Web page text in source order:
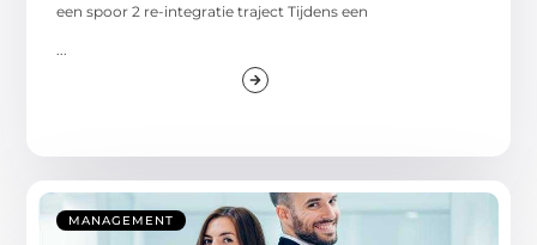
een spoor 2 re-integratie traject Tijdens een
...
MANAGEMENT